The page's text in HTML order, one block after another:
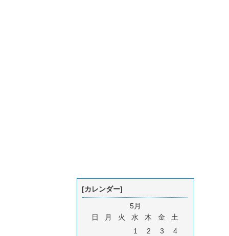
[カレンダー]
5月
日
月 火 水 木 金
土
1
2 3
4